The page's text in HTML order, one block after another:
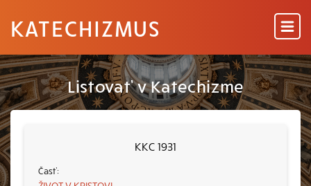
KATECHIZMUS
Listovať v Katechizme
KKC 1931